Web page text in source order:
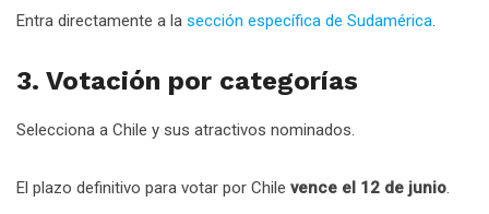
Entra directamente a la sección específica de Sudamérica.
3. Votación por categorías
Selecciona a Chile y sus atractivos nominados.
El plazo definitivo para votar por Chile vence el 12 de junio.